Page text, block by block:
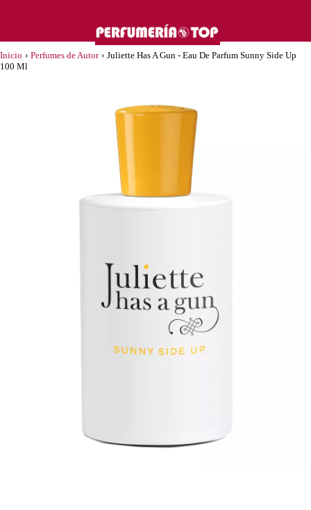
Inicio › Perfumes de Autor › Juliette Has A Gun - Eau De Parfum Sunny Side Up
100 Ml